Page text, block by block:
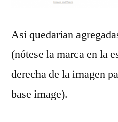
Así quedarían
(nótese la marca en la
derecha de la imagen
base image).